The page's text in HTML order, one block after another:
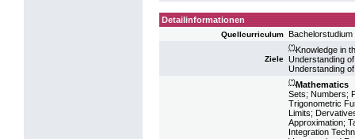
Detailinformationen
Quellcurriculum
Ziele
(*)Knowledge in
Understanding
Understanding
(*)Mathematics
Sets; Numbers;
Trigonometric
Limits;
Approximation;
Integration